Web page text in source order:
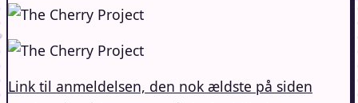
Link til anmeldelsen, den nok ældste på siden